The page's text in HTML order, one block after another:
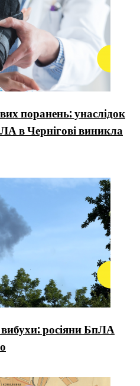
поранень: унаслідок
в Чернігові виникла
росіяни БпЛА